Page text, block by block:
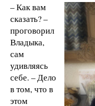
– Как вам
сказать? –
проговорил
Владыка,
сам
удивляясь
себе. – Дело
в том, что в
этом